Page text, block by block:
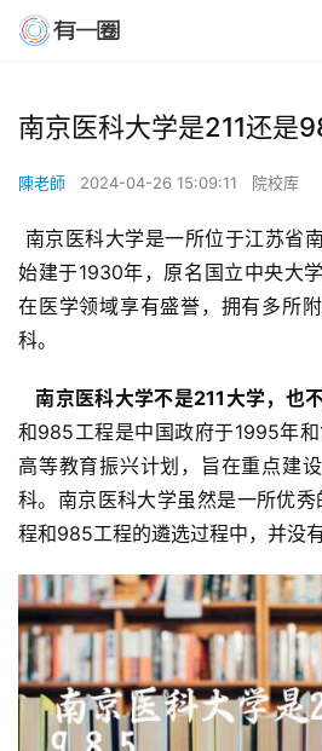
南京医科大学是211还是
陳老師 2024-04-26 15:09:11 院校库
始建于1930年，原名国立中央大
在医学领域享有盛誉，拥有多所
科。
南京医科大学不是211大学，也
和985工程是中国政府于1995年
高等教育振兴计划，旨在重点建
科。南京医科大学虽然是一所优
程和985工程的遴选过程中，并没